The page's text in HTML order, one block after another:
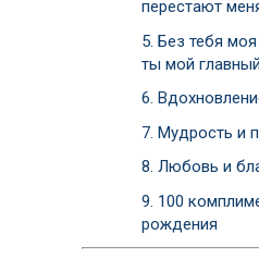
перестают
5. Без тебя
ты мой
6.
7. Мудрость и
8. Любовь и
9. 100
рождения